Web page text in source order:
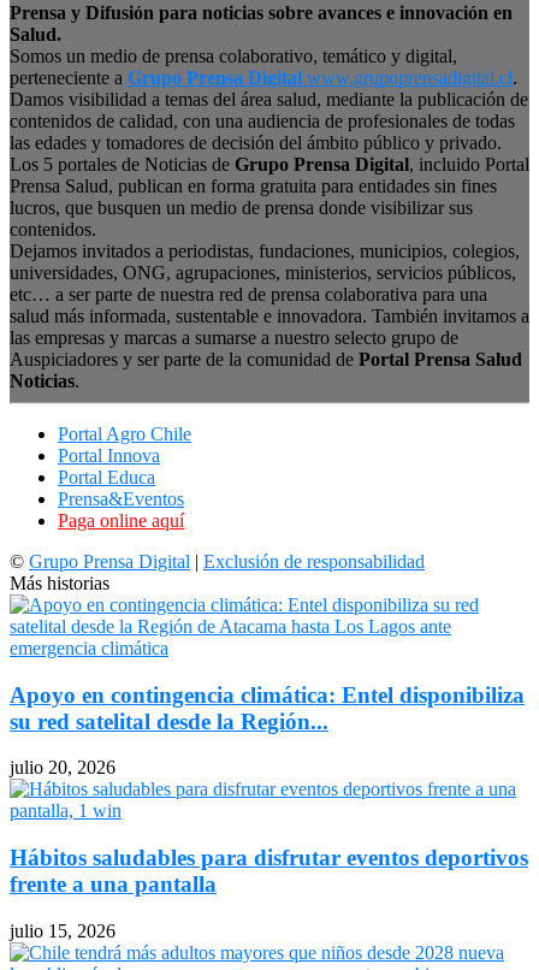
Prensa y Difusión para noticias sobre avances e innovación en
Salud.
Somos un medio de prensa colaborativo, temático y digital,
perteneciente a Grupo Prensa Digital www.grupoprensadigital.cl.
Damos visibilidad a temas del área salud, mediante la publicación de
contenidos de calidad, con una audiencia de profesionales de todas
las edades y tomadores de decisión del ámbito público y privado.
Los 5 portales de Noticias de Grupo Prensa Digital, incluido Portal
Prensa Salud, publican en forma gratuita para entidades sin fines
lucros, que busquen un medio de prensa donde visibilizar sus
contenidos.
Dejamos invitados a periodistas, fundaciones, municipios, colegios,
universidades, ONG, agrupaciones, ministerios, servicios públicos,
etc… a ser parte de nuestra red de prensa colaborativa para una
salud más informada, sustentable e innovadora. También invitamos a
las empresas y marcas a sumarse a nuestro selecto grupo de
Auspiciadores y ser parte de la comunidad de Portal Prensa Salud
Noticias.
Portal Agro Chile
Portal Innova
Portal Educa
Prensa&Eventos
Paga online aquí
© Grupo Prensa Digital | Exclusión de responsabilidad
Más historias
Apoyo en contingencia climática: Entel disponibiliza
su red satelital desde la Región...
julio 20, 2026
Hábitos saludables para disfrutar eventos deportivos
frente a una pantalla
julio 15, 2026